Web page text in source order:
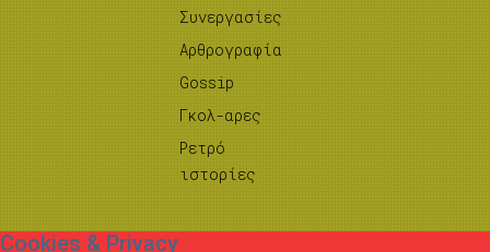
Συνεργασίες
Αρθρογραφία
Gossip
Γκολ-αρες
Ρετρό
ιστορίες
Cookies & Privacy